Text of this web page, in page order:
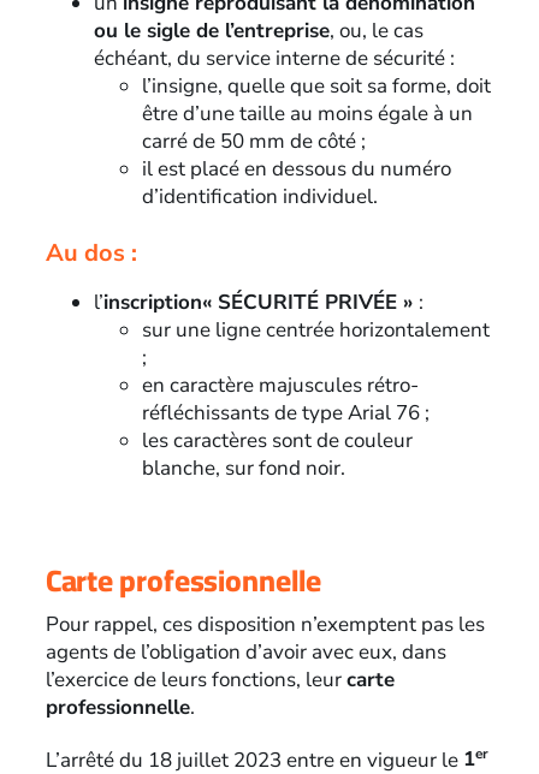
ou le sigle de l’entreprise, ou, le cas
échéant, du service interne de sécurité :
l’insigne, quelle que soit sa forme, doit
être d’une taille au moins égale à un
carré de 50 mm de côté ;
il est placé en dessous du numéro
d’identification individuel.
Au dos :
l’inscription« SÉCURITÉ PRIVÉE » :
sur une ligne centrée horizontalement
;
en caractère majuscules rétro-
réfléchissants de type Arial 76 ;
les caractères sont de couleur
blanche, sur fond noir.
Carte professionnelle
Pour rappel, ces disposition n’exemptent pas les
agents de l’obligation d’avoir avec eux, dans
l’exercice de leurs fonctions, leurcarte
professionnelle.
L’arrêté du 18 juillet 2023 entre en vigueur le 1er